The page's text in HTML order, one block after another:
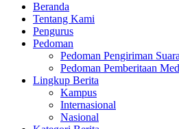
Beranda
Tentang Kami
Pengurus
Pedoman
Pedoman Pengiriman
Pedoman Pemberitaan
Lingkup Berita
Kampus
Internasional
Nasional